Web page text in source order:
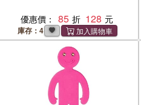
優惠價： 85 128
庫存：4